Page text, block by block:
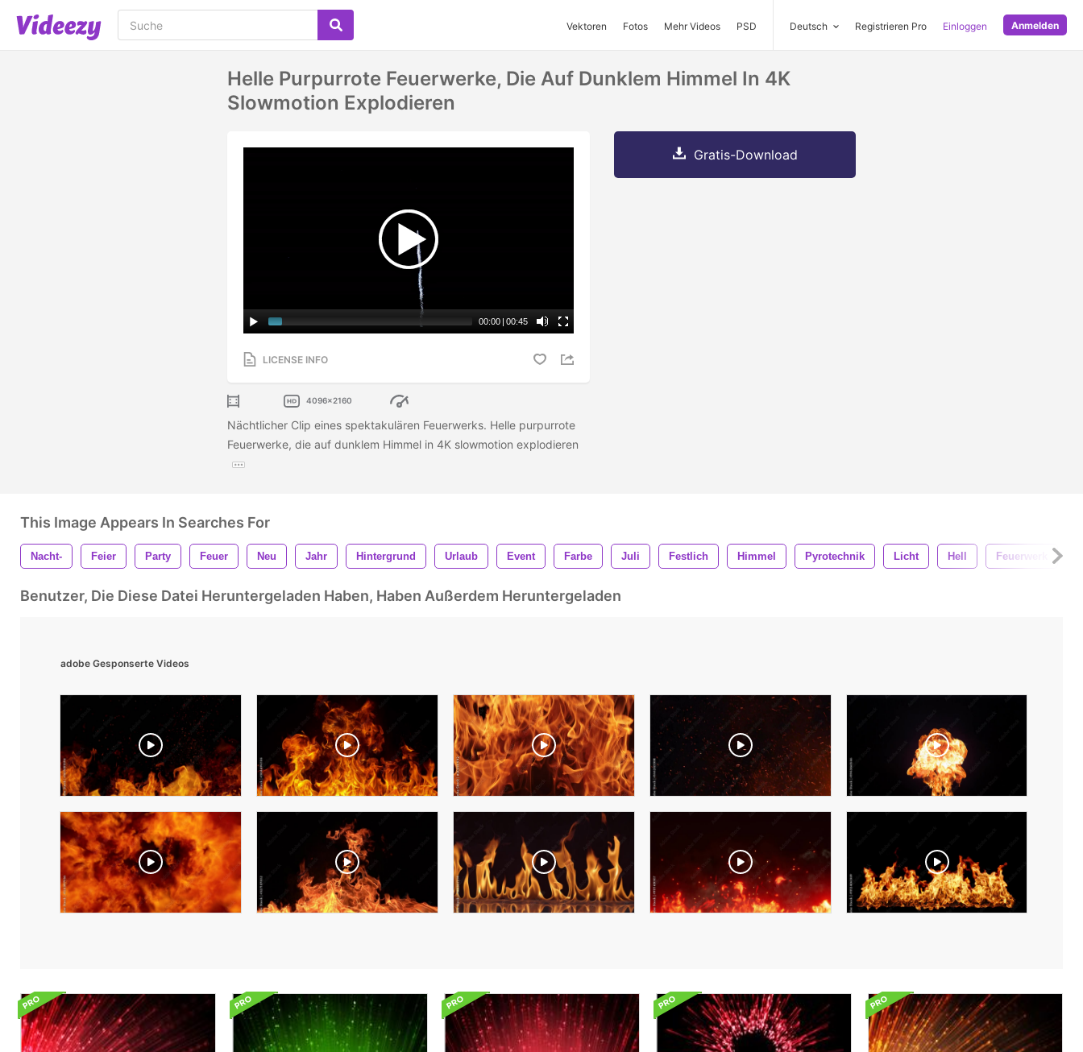
Vektoren Fotos Mehr Videos PSD Deutsch Registrieren Pro Einloggen Anmelden
Helle Purpurrote Feuerwerke, Die Auf Dunklem Himmel In 4K
Slowmotion Explodieren
00:00 | 00:45
LICENSE INFO
4096x2160
Nächtlicher Clip eines spektakulären Feuerwerks. Helle purpurrote
Feuerwerke, die auf dunklem Himmel in 4K slowmotion explodieren
Gratis-Download
This Image Appears In Searches For
Nacht- Feier Party Feuer Neu Jahr Hintergrund Urlaub Event Farbe Juli Festlich Himmel Pyrotechnik Licht Hell Feuerwerk
Benutzer, Die Diese Datei Heruntergeladen Haben, Haben Außerdem Heruntergeladen
adobe Gesponserte Videos